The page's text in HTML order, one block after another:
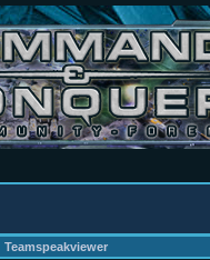
Teamspeakviewer